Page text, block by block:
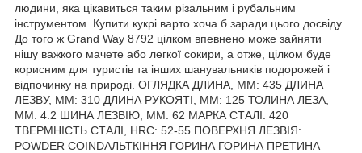
людини, яка цікавиться таким різальним і рубальним
інструментом. Купити кукрі варто хоча б заради цього досвіду.
До того ж Grand Way 8792 цілком впевнено може зайняти
нішу важкого мачете або легкої сокири, а отже, цілком буде
корисним для туристів та інших шанувальників подорожей і
відпочинку на природі. ОГЛЯДКА ДЛИНА, ММ: 435 ДЛИНА
ЛЕЗВУ, ММ: 310 ДЛИНА РУКОЯТІ, ММ: 125 ТОЛИНА ЛЕЗА,
ММ: 4.2 ШИНА ЛЕЗВІЮ, ММ: 62 МАРКА СТАЛІ: 420
ТВЕРМНІСТЬ СТАЛІ, HRC: 52-55 ПОВЕРХНЯ ЛЕЗВІЯ:
POWDER COINDAЛЬТКІННЯ ГОРИНА ГОРИНА ПРЕТИНА